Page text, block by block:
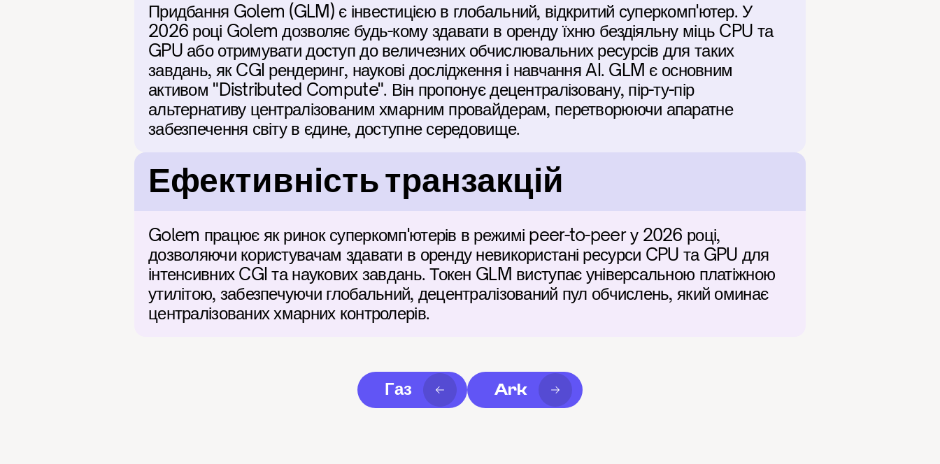
Придбання Golem (GLM) є інвестицією в глобальний, відкритий суперкомп'ютер. У
2026 році Golem дозволяє будь-кому здавати в оренду їхню бездіяльну міць CPU та
GPU або отримувати доступ до величезних обчислювальних ресурсів для таких
завдань, як CGI рендеринг, наукові дослідження і навчання AI. GLM є основним
активом "Distributed Compute". Він пропонує децентралізовану, пір-ту-пір
альтернативу централізованим хмарним провайдерам, перетворюючи апаратне
забезпечення світу в єдине, доступне середовище.
Ефективність транзакцій
Golem працює як ринок суперкомп'ютерів в режимі peer-to-peer у 2026 році,
дозволяючи користувачам здавати в оренду невикористані ресурси CPU та GPU для
інтенсивних CGI та наукових завдань. Токен GLM виступає універсальною платіжною
утилітою, забезпечуючи глобальний, децентралізований пул обчислень, який оминає
централізованих хмарних контролерів.
Газ Ark